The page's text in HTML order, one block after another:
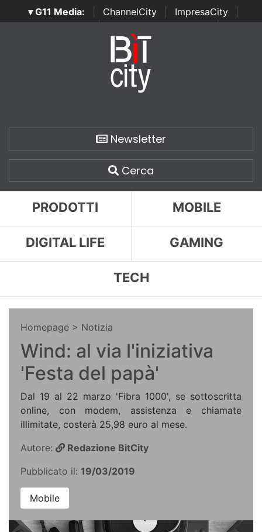
▾ G11 Media: ChannelCity ImpresaCity
SecurityOpenLab | Italian Channel Awards | Italian
Italian Security Awards
Newsletter
Cerca
PRODOTTI MOBILE
DIGITAL LIFE GAMING
TECH
Homepage > Notizia
Wind: al via l'iniziativa
'Festa del papà'
Dal 19 al 22 marzo 'Fibra 1000', se sottoscritta
online, con modem, assistenza e chiamate
illimitate, costerà 25,98 euro al mese.
Autore:
Redazione BitCity
Pubblicato il: 19/03/2019
Mobile